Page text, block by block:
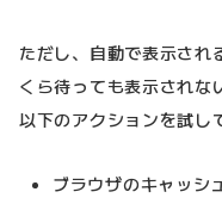
ただし、自動で表示され
くら待っても表示されな
以下のアクションを試し
ブラウザのキャッシ